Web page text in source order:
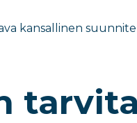
kansallinen